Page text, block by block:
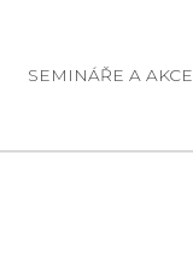
SEMINÁŘE A AKCE